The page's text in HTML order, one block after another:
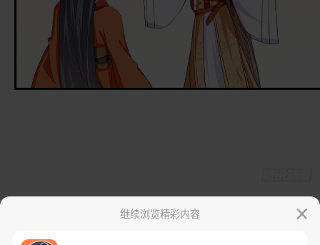
继续浏览精彩内容